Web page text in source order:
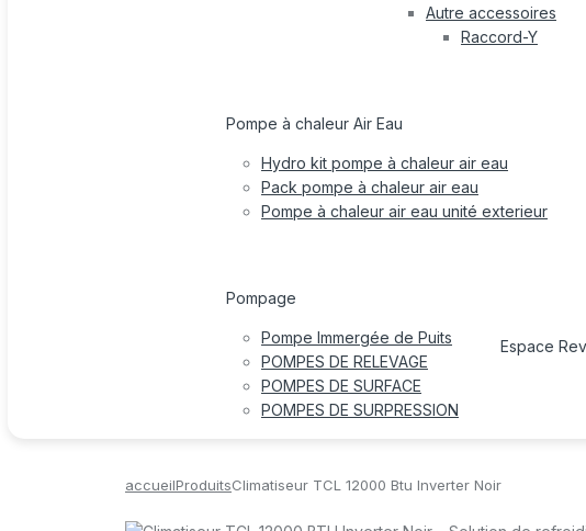
Autre accessoires
Raccord-Y
Pompe à chaleur Air Eau
Hydro kit pompe à chaleur air eau
Pack pompe à chaleur air eau
Pompe à chaleur air eau unité exterieur
Pompage
Pompe Immergée de Puits
POMPES DE RELEVAGE
POMPES DE SURFACE
POMPES DE SURPRESSION
Espace
accueilProduitsClimatiseur TCL 12000 Btu Inverter Noir